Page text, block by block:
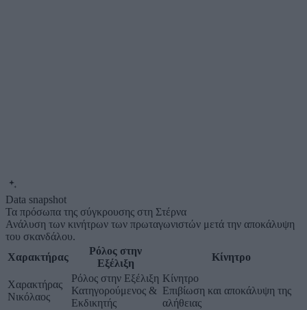
Data snapshot
Τα πρόσωπα της σύγκρουσης στη Στέρνα
Ανάλυση των κινήτρων των πρωταγωνιστών μετά την αποκάλυψη
του σκανδάλου.
Χαρακτήρας
Ρόλος στην
Εξέλιξη
Κίνητρο
Χαρακτήρας
Νικόλαος
Ρόλος στην Εξέλιξη
Κατηγορούμενος &
Εκδικητής
Κίνητρο
Επιβίωση και αποκάλυψη της
αλήθειας